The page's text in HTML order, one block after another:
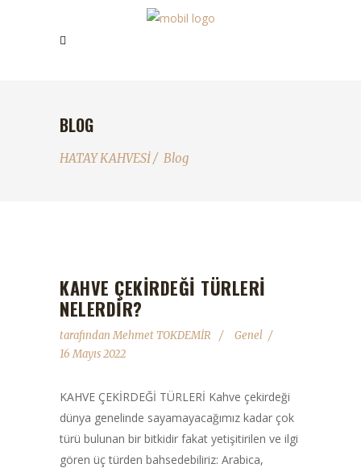
BLOG
HATAY KAHVESİ/ Blog
KAHVE ÇEKİRDEĞİ TÜRLERİ
NELERDİR?
tarafındanMehmet TOKDEMİR
Genel
16 Mayıs 2022
KAHVE ÇEKİRDEĞİ TÜRLERİ Kahve çekirdeği
dünya genelinde sayamayacağımız kadar çok
türü bulunan bir bitkidir fakat yetişitirilen ve ilgi
gören üç türden bahsedebiliriz: Arabica,